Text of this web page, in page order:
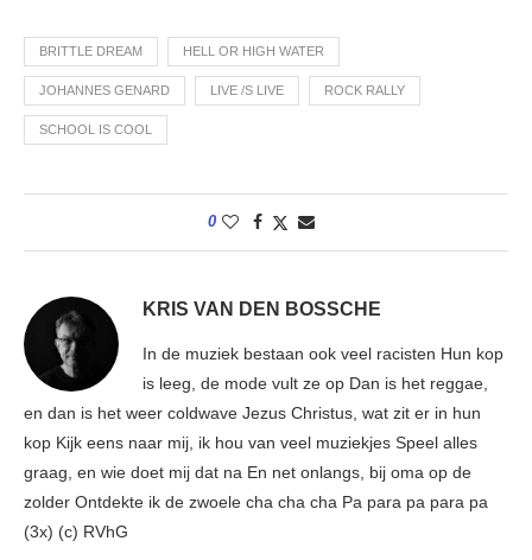
BRITTLE DREAM HELL OR HIGH WATER
JOHANNES GENARD LIVE /S LIVE ROCK RALLY
SCHOOL IS COOL
0
KRIS VAN DEN BOSSCHE
In de muziek bestaan ook veel racisten Hun kop
is leeg, de mode vult ze op Dan is het reggae,
en dan is het weer coldwave Jezus Christus, wat zit er in hun
kop Kijk eens naar mij, ik hou van veel muziekjes Speel alles
graag, en wie doet mij dat na En net onlangs, bij oma op de
zolder Ontdekte ik de zwoele cha cha cha Pa para pa para pa
(3x) (c) RVhG